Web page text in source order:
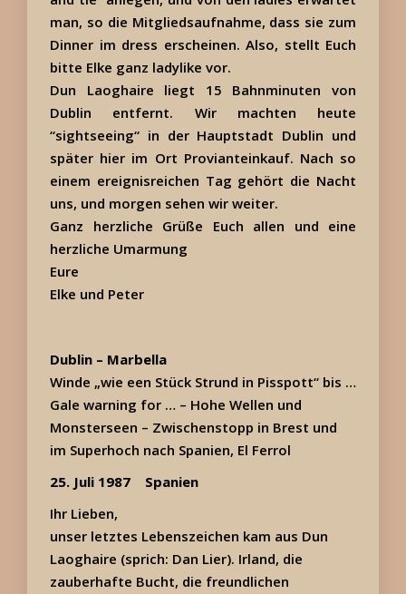
man, so die Mitgliedsaufnahme, dass sie zum
Dinner im dress erscheinen. Also, stellt Euch
bitte Elke ganz ladylike vor.
Dun Laoghaire liegt 15 Bahnminuten von
Dublin entfernt. Wir machten heute
“sightseeing“ in der Hauptstadt Dublin und
später hier im Ort Provianteinkauf. Nach so
einem ereignisreichen Tag gehört die Nacht
uns, und morgen sehen wir weiter.
Ganz herzliche Grüße Euch allen und eine
herzliche Umarmung
Eure
Elke und Peter
Dublin – Marbella
Winde „wie een Stück Strund in Pisspott“ bis …
Gale warning for … – Hohe Wellen und
Monsterseen – Zwischenstopp in Brest und
im Superhoch nach Spanien, El Ferrol
25. Juli 1987 Spanien
Ihr Lieben,
unser letztes Lebenszeichen kam aus Dun
Laoghaire (sprich: Dan Lier). Irland, die
zauberhafte Bucht, die freundlichen